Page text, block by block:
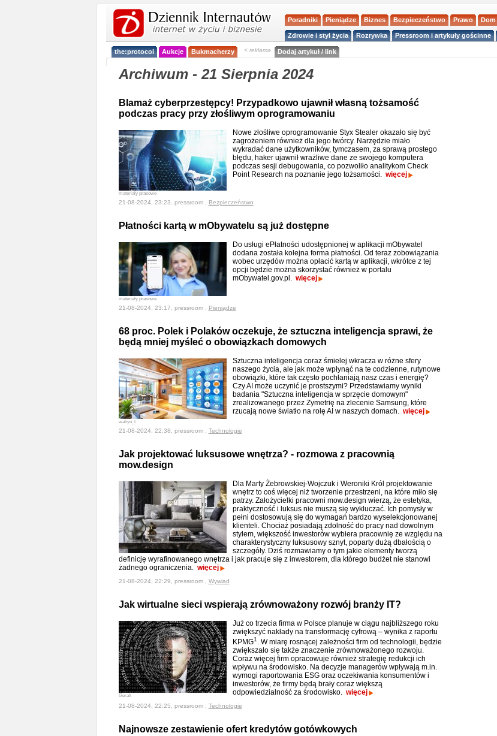
Poradniki Pieniądze Biznes Bezpieczeństwo Prawo Dom
Zdrowie i styl życia Rozrywka Pressroom i artykuły gościnne
the:protocol Aukcje Bukmacherzy < reklama Dodaj artykuł / link
Archiwum - 21 Sierpnia 2024
Blamaż cyberprzestępcy! Przypadkowo ujawnił własną tożsamość
podczas pracy przy złośliwym oprogramowaniu
materiały prasowe
Nowe złośliwe oprogramowanie Styx Stealer okazało się być
zagrożeniem również dla jego twórcy. Narzędzie miało
wykradać dane użytkowników, tymczasem, za sprawą prostego
błędu, haker ujawnił wrażliwe dane ze swojego komputera
podczas sesji debugowania, co pozwoliło analitykom Check
Point Research na poznanie jego tożsamości. więcej
21-08-2024, 23:23, pressroom , Bezpieczeństwo
Płatności kartą w mObywatelu są już dostępne
materiały prasowe
Do usługi ePłatności udostępnionej w aplikacji mObywatel
dodana została kolejna forma płatności. Od teraz zobowiązania
wobec urzędów można opłacić kartą w aplikacji, wkrótce z tej
opcji będzie można skorzystać również w portalu
mObywatel.gov.pl. więcej
21-08-2024, 23:17, pressroom , Pieniądze
68 proc. Polek i Polaków oczekuje, że sztuczna inteligencja sprawi, że
będą mniej myśleć o obowiązkach domowych
wahyu_t
Sztuczna inteligencja coraz śmielej wkracza w różne sfery
naszego życia, ale jak może wpłynąć na te codzienne, rutynowe
obowiązki, które tak często pochłaniają nasz czas i energię?
Czy AI może uczynić je prostszymi? Przedstawiamy wyniki
badania "Sztuczna inteligencja w sprzęcie domowym"
zrealizowanego przez Zymetrię na zlecenie Samsung, które
rzucają nowe światło na rolę AI w naszych domach. więcej
21-08-2024, 22:38, pressroom , Technologie
Jak projektować luksusowe wnętrza? - rozmowa z pracownią
mow.design
Dla Marty Żebrowskiej-Wojczuk i Weroniki Król projektowanie
wnętrz to coś więcej niż tworzenie przestrzeni, na które miło się
patrzy. Założycielki pracowni mow.design wierzą, że estetyka,
praktyczność i luksus nie muszą się wykluczać. Ich pomysły w
pełni dostosowują się do wymagań bardzo wyselekcjonowanej
klienteli. Chociaż posiadają zdolność do pracy nad dowolnym
stylem, większość inwestorów wybiera pracownię ze względu na
charakterystyczny luksusowy sznyt, poparty dużą dbałością o
szczegóły. Dziś rozmawiamy o tym jakie elementy tworzą
definicję wyrafinowanego wnętrza i jak pracuje się z inwestorem, dla którego budżet nie stanowi
żadnego ograniczenia. więcej
21-08-2024, 22:29, pressroom , Wywiad
Jak wirtualne sieci wspierają zrównoważony rozwój branży IT?
Geralt
Już co trzecia firma w Polsce planuje w ciągu najbliższego roku
zwiększyć nakłady na transformację cyfrową – wynika z raportu
KPMG1 . W miarę rosnącej zależności firm od technologii, będzie
zwiększało się także znaczenie zrównoważonego rozwoju.
Coraz więcej firm opracowuje również strategię redukcji ich
wpływu na środowisko. Na decyzje managerów wpływają m.in.
wymogi raportowania ESG oraz oczekiwania konsumentów i
inwestorów, że firmy będą brały coraz większą
odpowiedzialność za środowisko. więcej
21-08-2024, 22:25, pressroom , Technologie
Najnowsze zestawienie ofert kredytów gotówkowych